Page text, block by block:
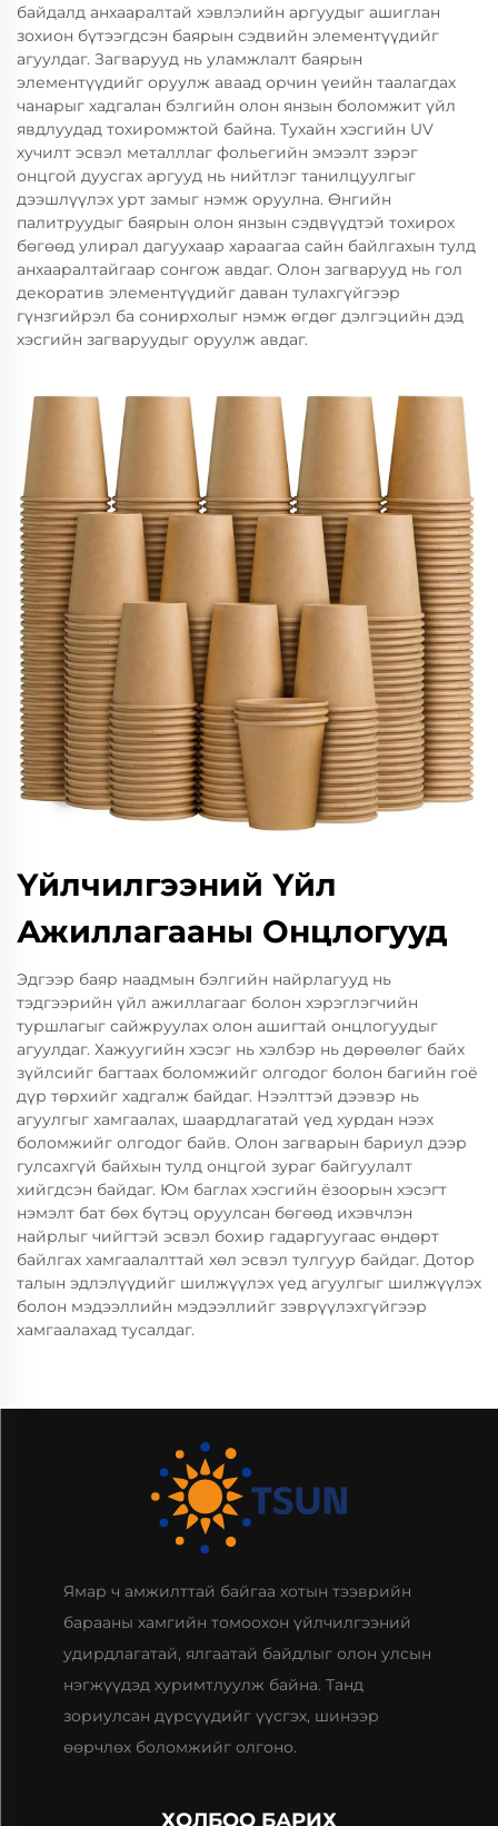
байдалд анхааралтай хэвлэлийн аргуудыг ашиглан
зохион бүтээгдсэн баярын сэдвийн элементүүдийг
агуулдаг. Загварууд нь уламжлалт баярын
элементүүдийг оруулж аваад орчин үеийн таалагдах
чанарыг хадгалан бэлгийн олон янзын боломжит үйл
явдлуудад тохиромжтой байна. Тухайн хэсгийн UV
хучилт эсвэл металллаг фольегийн эмээлт зэрэг
онцгой дуусгах аргууд нь нийтлэг танилцуулгыг
дээшлүүлэх урт замыг нэмж оруулна. Өнгийн
палитруудыг баярын олон янзын сэдвүүдтэй тохирох
бөгөөд улирал дагуухаар хараагаа сайн байлгахын тулд
анхааралтайгаар сонгож авдаг. Олон загварууд нь гол
декоратив элементүүдийг даван тулахгүйгээр
гүнзгийрэл ба сонирхолыг нэмж өгдөг дэлгэцийн дэд
хэсгийн загваруудыг оруулж авдаг.
Үйлчилгээний Үйл
Ажиллагааны Онцлогууд
Эдгээр баяр наадмын бэлгийн найрлагууд нь
тэдгээрийн үйл ажиллагааг болон хэрэглэгчийн
туршлагыг сайжруулах олон ашигтай онцлогуудыг
агуулдаг. Хажуугийн хэсэг нь хэлбэр нь дөрөөлөг байх
зүйлсийг багтаах боломжийг олгодог болон багийн гоё
дүр төрхийг хадгалж байдаг. Нээлттэй дээвэр нь
агуулгыг хамгаалах, шаардлагатай үед хурдан нээх
боломжийг олгодог байв. Олон загварын бариул дээр
гулсахгүй байхын тулд онцгой зураг байгуулалт
хийгдсэн байдаг. Юм баглах хэсгийн ёзоорын хэсэгт
нэмэлт бат бөх бүтэц оруулсан бөгөөд ихэвчлэн
найрлыг чийгтэй эсвэл бохир гадаргуугаас өндөрт
байлгах хамгаалалттай хөл эсвэл тулгуур байдаг. Дотор
талын эдлэлүүдийг шилжүүлэх үед агуулгыг шилжүүлэх
болон мэдээллийн мэдээллийг зэврүүлэхгүйгээр
хамгаалахад тусалдаг.
Ямар ч амжилттай байгаа хотын тээврийн
барааны хамгийн томоохон үйлчилгээний
удирдлагатай, ялгаатай байдлыг олон улсын
нэгжүүдэд хуримтлуулж байна. Танд
зориулсан дүрсүүдийг үүсгэх, шинээр
өөрчлөх боломжийг олгоно.
ХОЛБОО БАРИХ